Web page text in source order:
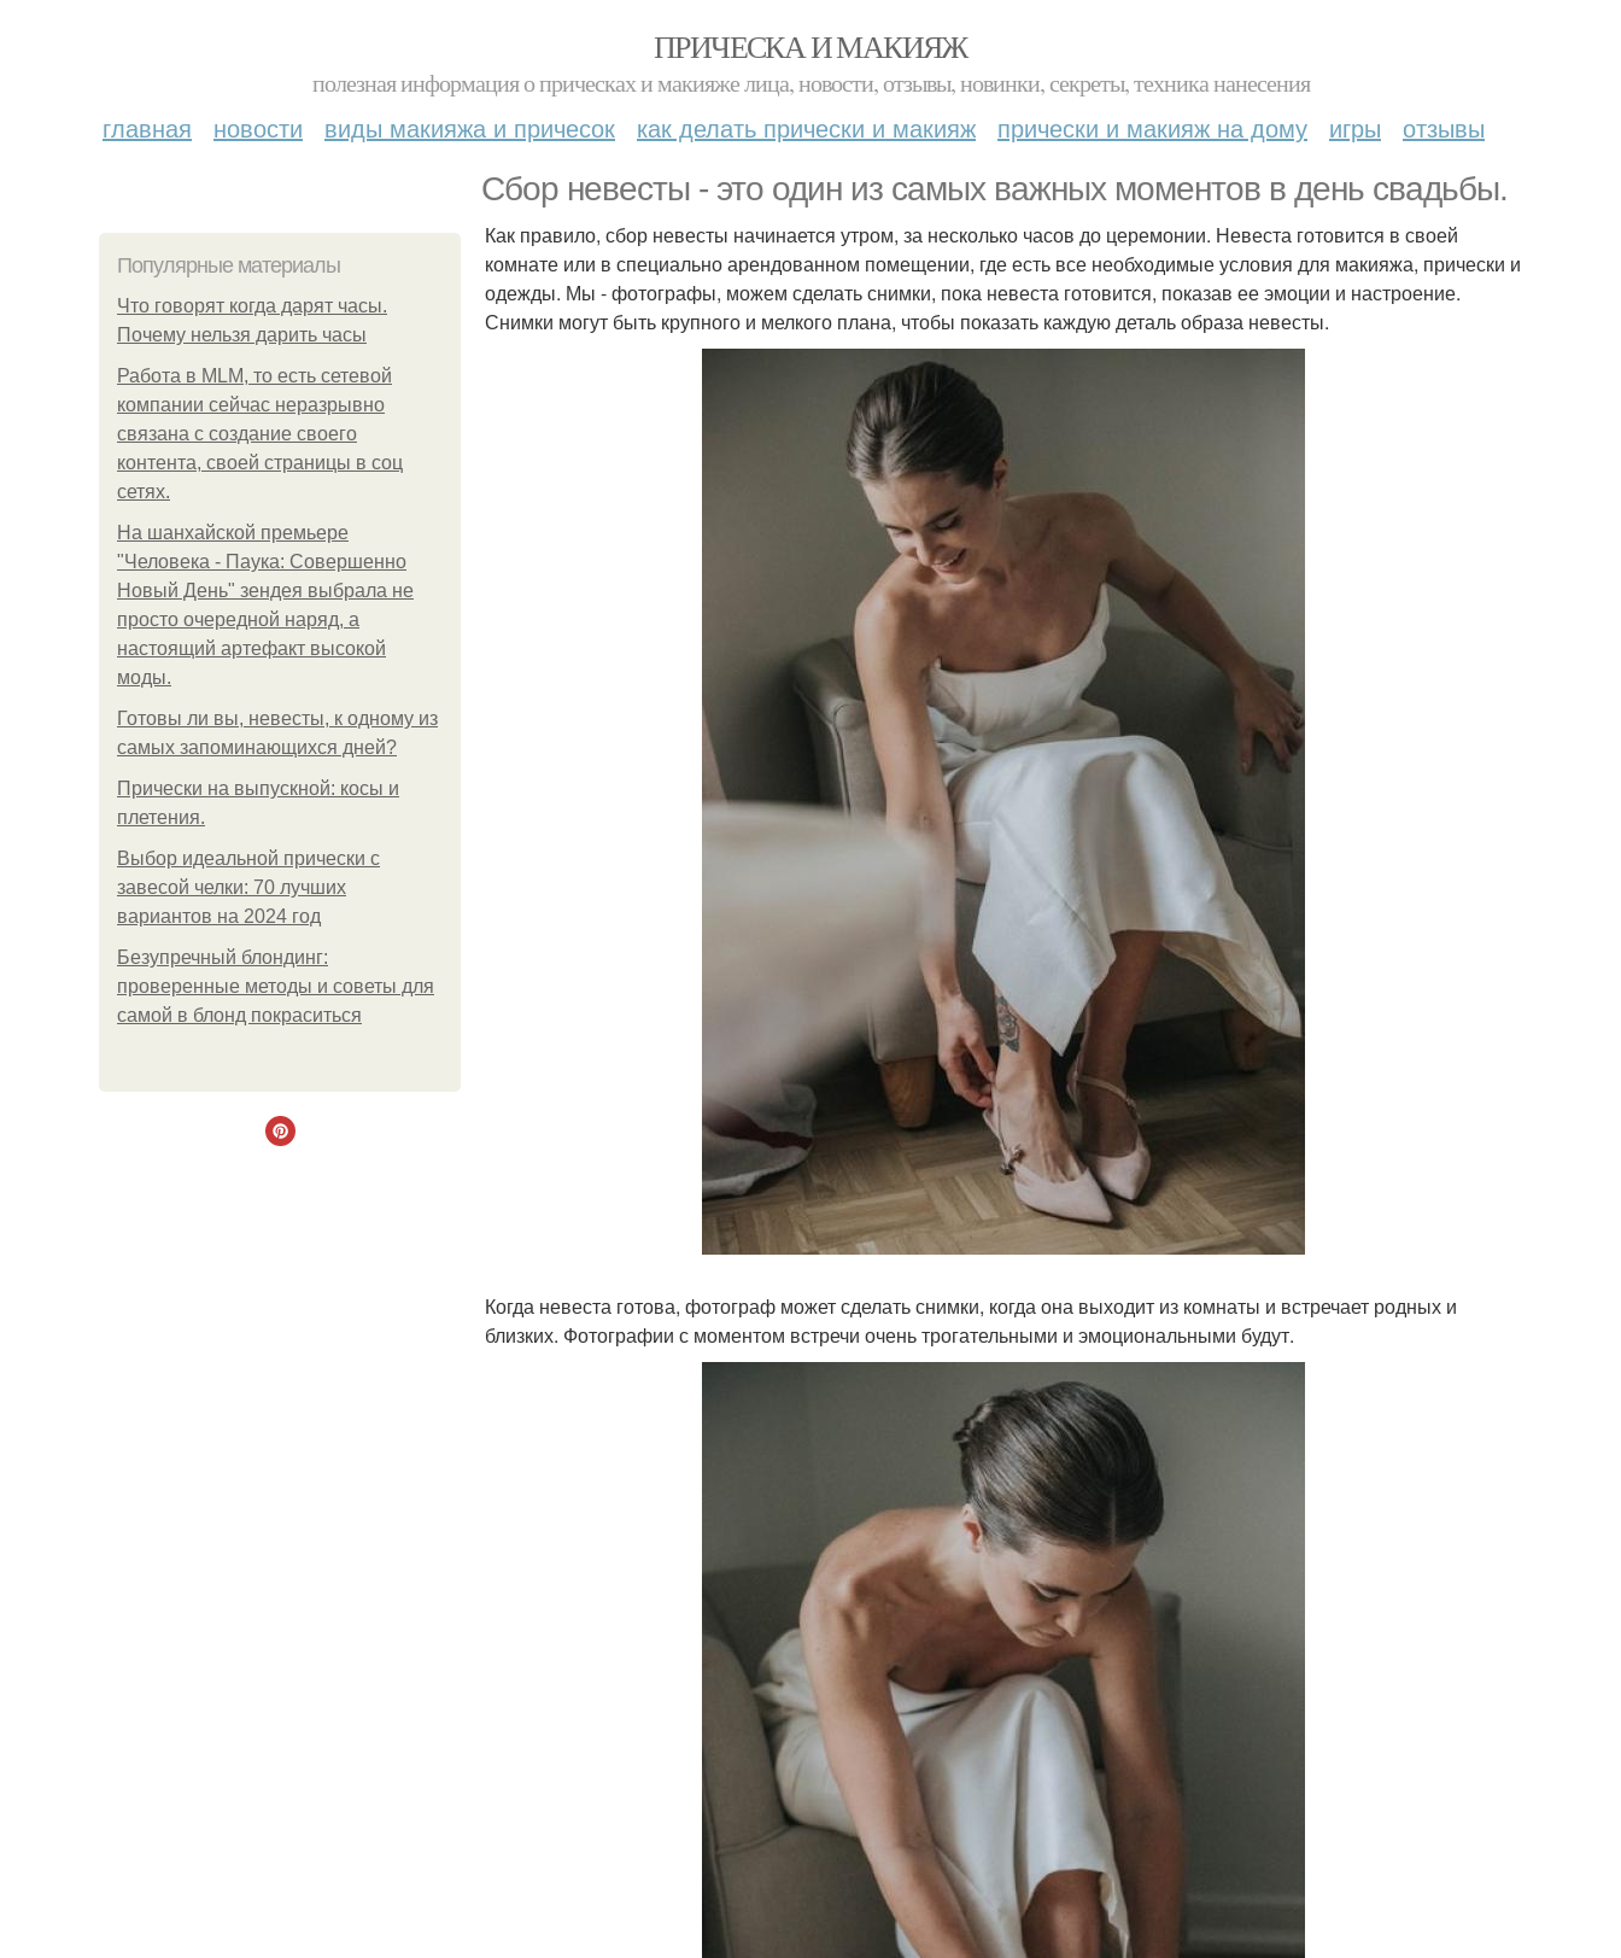
ПРИЧЕСКА И МАКИЯЖ
полезная информация о прическах и макияже лица, новости, отзывы, новинки, секреты, техника нанесения
главная новости виды макияжа и причесок как делать прически и макияж прически и макияж на дому игры отзывы
Сбор невесты - это один из самых важных моментов в день свадьбы.
Популярные материалы
Что говорят когда дарят часы.
Почему нельзя дарить часы
Работа в MLM, то есть сетевой
компании сейчас неразрывно
связана с создание своего
контента, своей страницы в соц
сетях.
На шанхайской премьере
"Человека - Паука: Совершенно
Новый День" зендея выбрала не
просто очередной наряд, а
настоящий артефакт высокой
моды.
Готовы ли вы, невесты, к одному из
самых запоминающихся дней?
Прически на выпускной: косы и
плетения.
Выбор идеальной прически с
завесой челки: 70 лучших
вариантов на 2024 год
Безупречный блондинг:
проверенные методы и советы для
самой в блонд покраситься
Как правило, сбор невесты начинается утром, за несколько часов до церемонии. Невеста готовится в своей
комнате или в специально арендованном помещении, где есть все необходимые условия для макияжа, прически и
одежды. Мы - фотографы, можем сделать снимки, пока невеста готовится, показав ее эмоции и настроение.
Снимки могут быть крупного и мелкого плана, чтобы показать каждую деталь образа невесты.
Когда невеста готова, фотограф может сделать снимки, когда она выходит из комнаты и встречает родных и
близких. Фотографии с моментом встречи очень трогательными и эмоциональными будут.